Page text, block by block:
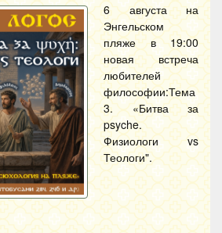
6 августа на
Энгельском
пляже в 19:00
новая встреча
любителей
философии:Тема
3. «Битва за
psyche.
Физиологи vs
Теологи".